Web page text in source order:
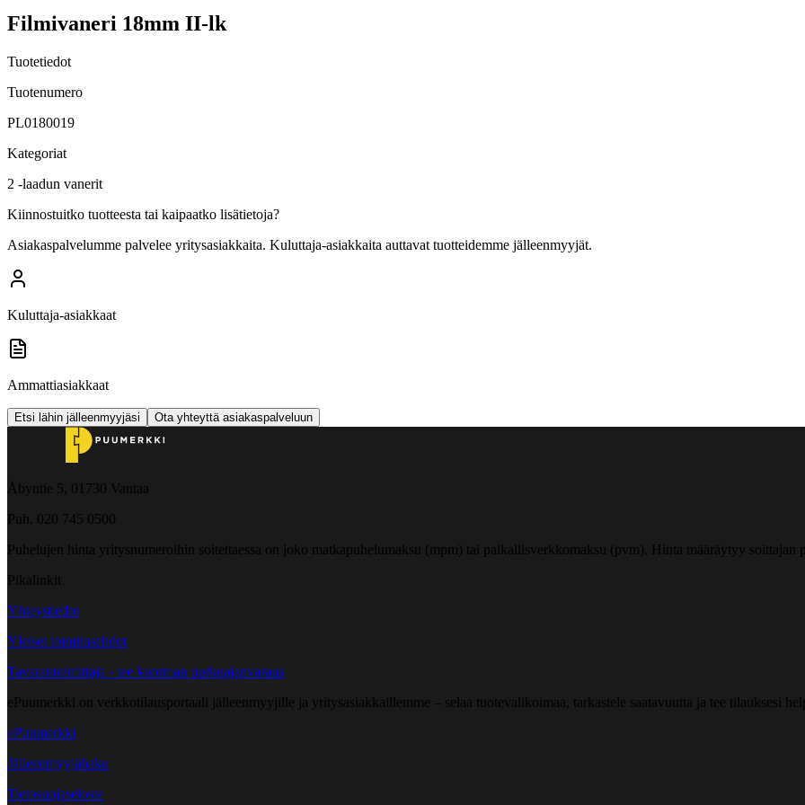
Filmivaneri 18mm II-lk
Tuotetiedot
Tuotenumero
PL0180019
Kategoriat
2 -laadun vanerit
Kiinnostuitko tuotteesta tai kaipaatko lisätietoja?
Asiakaspalvelumme palvelee yritysasiakkaita. Kuluttaja-asiakkaita auttavat tuotteidemme jälleenmyyjät.
Kuluttaja-asiakkaat
Ammattiasiakkaat
Etsi lähin jälleenmyyjäsi Ota yhteyttä asiakaspalveluun
Åbyntie 5, 01730 Vantaa
Puh. 020 745 0500
Puhelujen hinta yritysnumeroihin soitettaessa on joko matkapuhelumaksu (mpm) tai paikallisverkkomaksu (pvm). Hinta määräytyy soittajan
Pikalinkit
Yhteystiedot
Yleiset toimitusehdot
Tavarantoimittaja - tee kuorman purkuajanvaraus
ePuumerkki on verkkotilausportaali jälleenmyyjille ja yritysasiakkaillemme – selaa tuotevalikoimaa, tarkastele saatavuutta ja tee tilauksesi
ePuumerkki
Jälleenmyyjähaku
Tietosuojaseloste